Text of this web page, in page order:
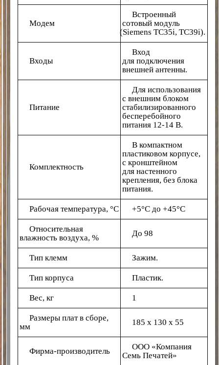
Модем
Встроенный
сотовый модуль
(Siemens ТС35i, ТС39i).
Входы
Вход
для подключения
внешней антенны.
Питание
Для использования
с внешним блоком
стабилизированного
бесперебойного
питания 12-14 В.
Комплектность
В компактном
пластиковом корпусе,
с кронштейном
для настенного
крепления, без блока
питания.
Рабочая температура, °C +5°C до +45°C
Относительная
влажность воздуха, %
До 98
Тип клемм Зажим.
Тип корпуса Пластик.
Вес, кг 1
Размеры плат в сборе,
мм
185 х 130 х 55
Фирма-производитель ООО «Компания
Семь Печатей»